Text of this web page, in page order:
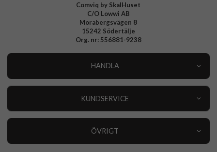
Comviq by SkalHuset
C/O Lowwi AB
Morabergsvägen 8
15242 Södertälje
Org. nr: 556881-9238
HANDLA
KUNDSERVICE
ÖVRIGT